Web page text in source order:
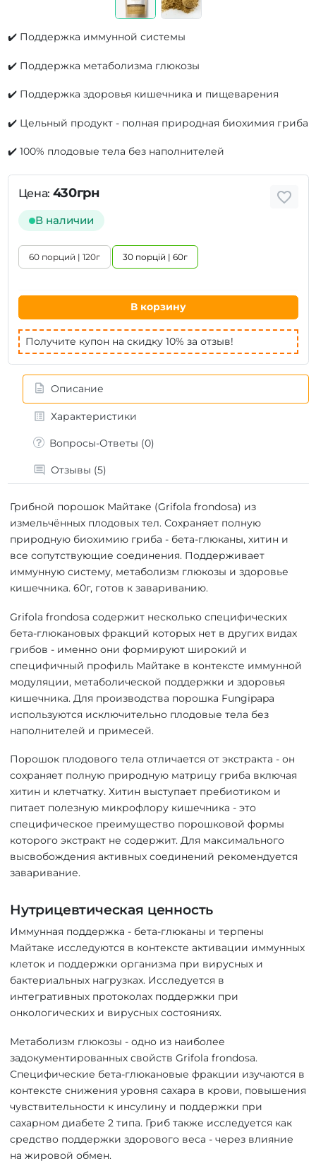
✔️ Поддержка иммунной системы
✔️ Поддержка метаболизма глюкозы
✔️ Поддержка здоровья кишечника и пищеварения
✔️ Цельный продукт - полная природная биохимия гриба
✔️ 100% плодовые тела без наполнителей
Цена: 430грн
В наличии
60 порций | 120г 30 порцій | 60г
В корзину
Получите купон на скидку 10% за отзыв!
Описание
Характеристики
Вопросы-Ответы (0)
Отзывы (5)
Грибной порошок Майтаке (Grifola frondosa) из
измельчённых плодовых тел. Сохраняет полную
природную биохимию гриба - бета-глюканы, хитин и
все сопутствующие соединения. Поддерживает
иммунную систему, метаболизм глюкозы и здоровье
кишечника. 60г, готов к завариванию.
Grifola frondosa содержит несколько специфических
бета-глюкановых фракций которых нет в других видах
грибов - именно они формируют широкий и
специфичный профиль Майтаке в контексте иммунной
модуляции, метаболической поддержки и здоровья
кишечника. Для производства порошка Fungipapa
используются исключительно плодовые тела без
наполнителей и примесей.
Порошок плодового тела отличается от экстракта - он
сохраняет полную природную матрицу гриба включая
хитин и клетчатку. Хитин выступает пребиотиком и
питает полезную микрофлору кишечника - это
специфическое преимущество порошковой формы
которого экстракт не содержит. Для максимального
высвобождения активных соединений рекомендуется
заваривание.
Нутрицевтическая ценность
Иммунная поддержка - бета-глюканы и терпены
Майтаке исследуются в контексте активации иммунных
клеток и поддержки организма при вирусных и
бактериальных нагрузках. Исследуется в
интегративных протоколах поддержки при
онкологических и вирусных состояниях.
Метаболизм глюкозы - одно из наиболее
задокументированных свойств Grifola frondosa.
Специфические бета-глюкановые фракции изучаются в
контексте снижения уровня сахара в крови, повышения
чувствительности к инсулину и поддержки при
сахарном диабете 2 типа. Гриб также исследуется как
средство поддержки здорового веса - через влияние
на жировой обмен.